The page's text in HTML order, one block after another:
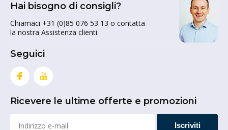
Hai bisogno di consigli?
Chiamaci +31 (0)85 076 53 13 o contatta
la nostra Assistenza clienti.
Seguici
Ricevere le ultime offerte e promozioni
Iscriviti